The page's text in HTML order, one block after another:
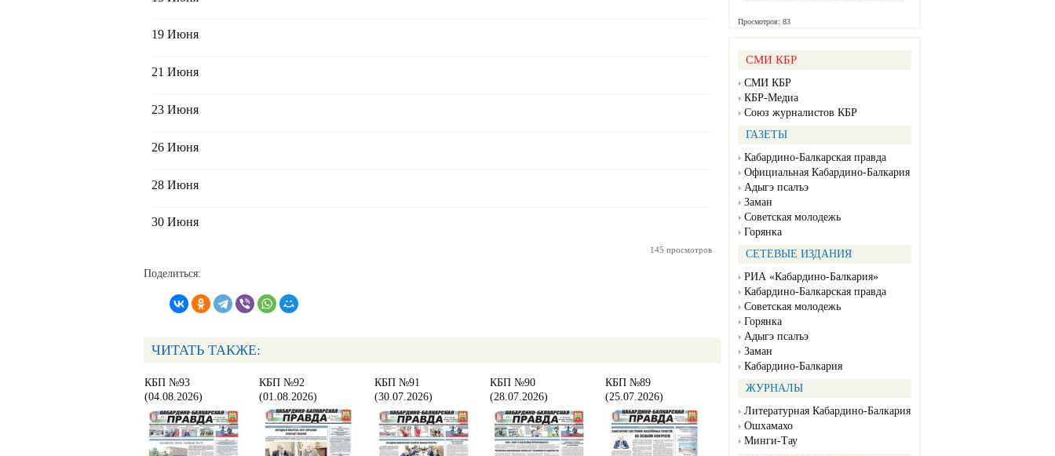
Просмотров: 83
СМИ КБР
СМИ КБР
КБР-Медиа
Союз журналистов КБР
ГАЗЕТЫ
Кабардино-Балкарская правда
Официальная Кабардино-Балкария
Адыгэ псалъэ
Заман
Советская молодежь
Горянка
СЕТЕВЫЕ ИЗДАНИЯ
РИА «Кабардино-Балкария»
Кабардино-Балкарская правда
Советская молодежь
Горянка
Адыгэ псалъэ
Заман
Кабардино-Балкария
ЖУРНАЛЫ
Литературная Кабардино-Балкария
Ошхамахо
Минги-Тау
19 Июня
21 Июня
23 Июня
26 Июня
28 Июня
30 Июня
145 просмотров
Поделиться:
ЧИТАТЬ ТАКЖЕ:
КБП №93
(04.08.2026)
КБП №92
(01.08.2026)
КБП №91
(30.07.2026)
КБП №90
(28.07.2026)
КБП №89
(25.07.2026)